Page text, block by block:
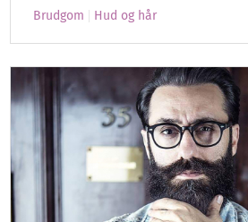
Brudgom Hud og hår